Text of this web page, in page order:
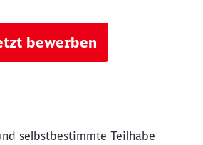
bewerben
selbstbestimmte Teilhabe